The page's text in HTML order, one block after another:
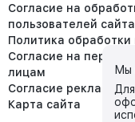
Согласие на
пользователей сайта
Политика
Согласие на
лицам
Согласие реклама
Карта сайта
Мы